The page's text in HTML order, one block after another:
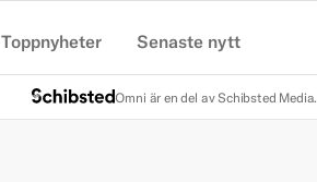
Toppnyheter Senaste nytt
Omni är en del av Schibsted Media.